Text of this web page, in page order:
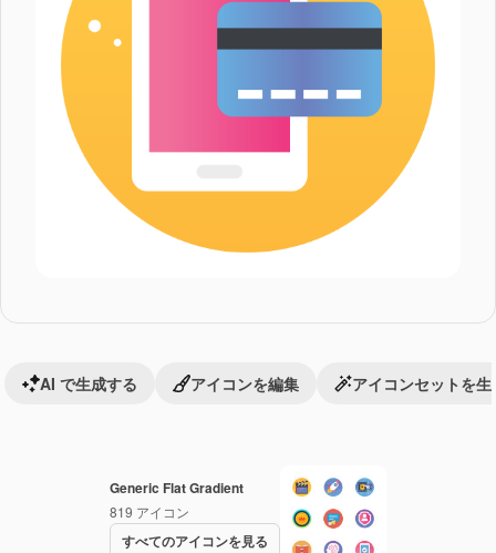
Generic Flat Gradient
819 アイコン
すべてのアイコンを見る
AI で生成する アイコンを編集 アイコンセットを生